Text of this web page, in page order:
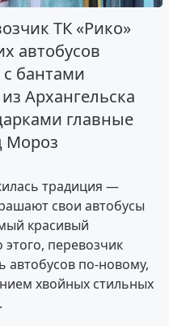
ТК «Рико»
автобусов
бантами
Архангельска
главные
Мороз
традиция —
свои автобусы
красивый
перевозчик
автобусов по-новому,
хвойных стильных